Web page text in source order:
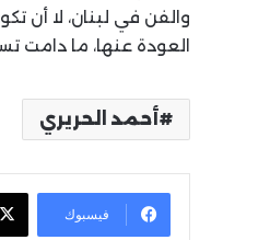
والفن في لبنان، لا أن
العودة عنها، ما دامت
أحمد الحريري
فيسبوك